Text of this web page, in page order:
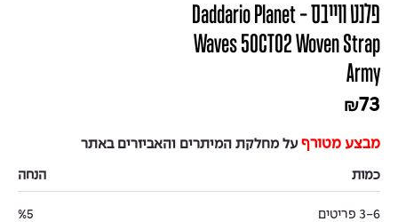
פלנט ווייבס - Daddario Planet
Waves 50CT02 Woven Strap
Army
₪73
מבצע מטורף על מחלקת המיתרים והאביזרים באתר
כמות הנחה
3-6 פריטים %5